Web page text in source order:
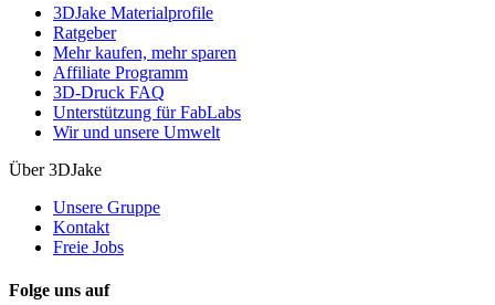
3DJake Materialprofile
Ratgeber
Mehr kaufen, mehr sparen
Affiliate Programm
3D-Druck FAQ
Unterstützung für FabLabs
Wir und unsere Umwelt
Über 3DJake
Unsere Gruppe
Kontakt
Freie Jobs
Folge uns auf